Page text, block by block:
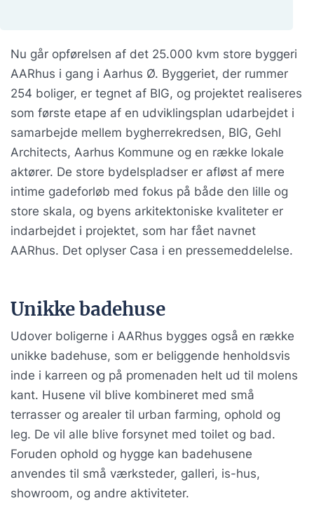
Nu går opførelsen af det 25.000 kvm store byggeri
AARhus i gang i Aarhus Ø. Byggeriet, der rummer
254 boliger, er tegnet af BIG, og projektet realiseres
som første etape af en udviklingsplan udarbejdet i
samarbejde mellem bygherrekredsen, BIG, Gehl
Architects, Aarhus Kommune og en række lokale
aktører. De store bydelspladser er afløst af mere
intime gadeforløb med fokus på både den lille og
store skala, og byens arkitektoniske kvaliteter er
indarbejdet i projektet, som har fået navnet
AARhus. Det oplyser Casa i en pressemeddelelse.
Unikke badehuse
Udover boligerne i AARhus bygges også en række
unikke badehuse, som er beliggende henholdsvis
inde i karreen og på promenaden helt ud til molens
kant. Husene vil blive kombineret med små
terrasser og arealer til urban farming, ophold og
leg. De vil alle blive forsynet med toilet og bad.
Foruden ophold og hygge kan badehusene
anvendes til små værksteder, galleri, is-hus,
showroom, og andre aktiviteter.